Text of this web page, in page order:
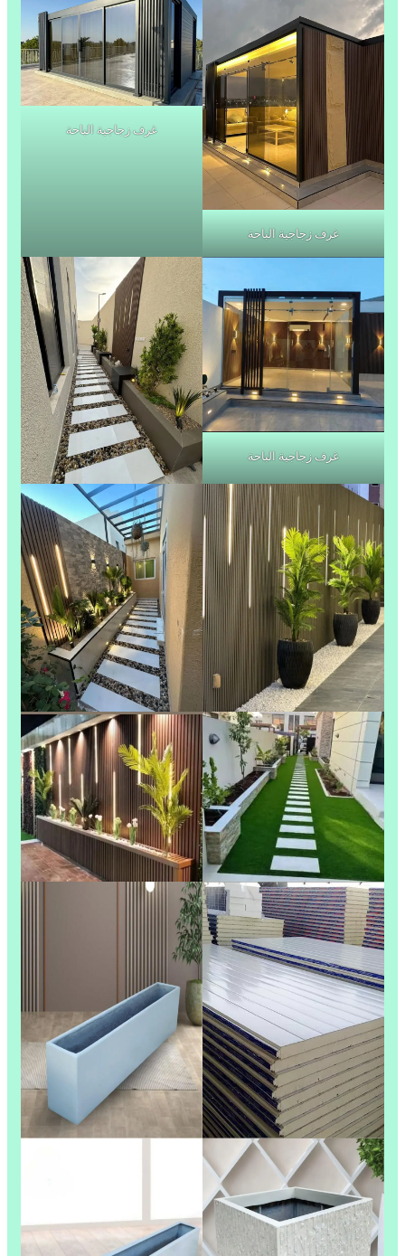
غرف زجاجية الباحة
غرف زجاجية الباحة
غرف زجاجية الباحة